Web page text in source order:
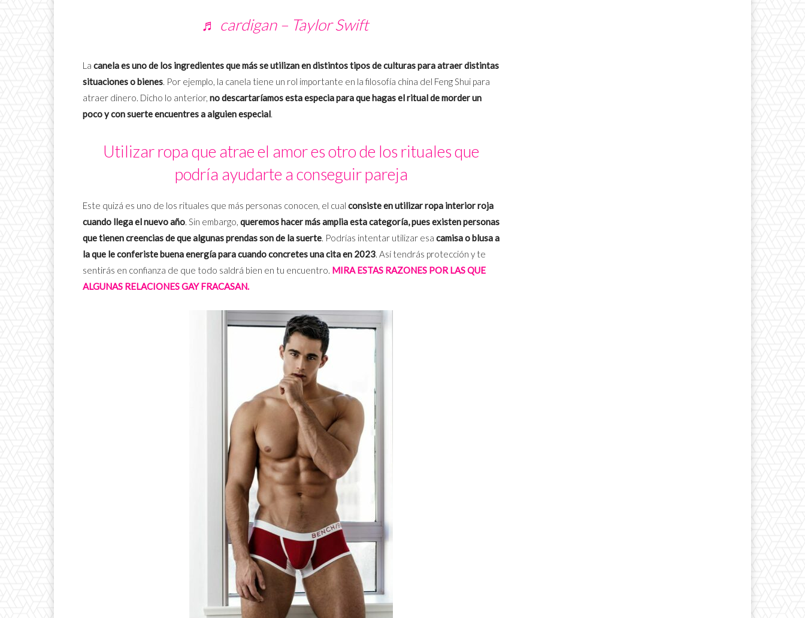
♬ cardigan – Taylor Swift
La canela es uno de los ingredientes que más se utilizan en distintos tipos de culturas para atraer distintas
situaciones o bienes. Por ejemplo, la canela tiene un rol importante en la filosofía china del Feng Shui para
atraer dinero. Dicho lo anterior, no descartaríamos esta especia para que hagas el ritual de morder un
poco y con suerte encuentres a alguien especial.
Utilizar ropa que atrae el amor es otro de los rituales que
podría ayudarte a conseguir pareja
Este quizá es uno de los rituales que más personas conocen, el cual consiste en utilizar ropa interior roja
cuando llega el nuevo año. Sin embargo, queremos hacer más amplia esta categoría, pues existen personas
que tienen creencias de que algunas prendas son de la suerte. Podrías intentar utilizar esa camisa o blusa a
la que le conferiste buena energía para cuando concretes una cita en 2023. Así tendrás protección y te
sentirás en confianza de que todo saldrá bien en tu encuentro. MIRA ESTAS RAZONES POR LAS QUE
ALGUNAS RELACIONES GAY FRACASAN.